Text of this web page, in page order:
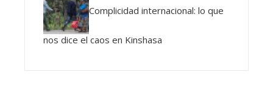
Complicidad internacional: lo que
nos dice el caos en Kinshasa